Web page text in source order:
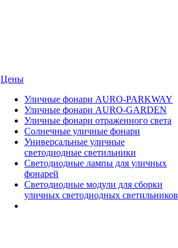
Цены
Уличные фонари AURO-PARKWAY
Уличные фонари AURO-GARDEN
Уличные фонари отраженного света
Солнечные уличные фонари
Универсальные уличные
светодиодные светильники
Светодиодные лампы для уличных
фонарей
Светодиодные модули для сборки
уличных светодиодных светильников